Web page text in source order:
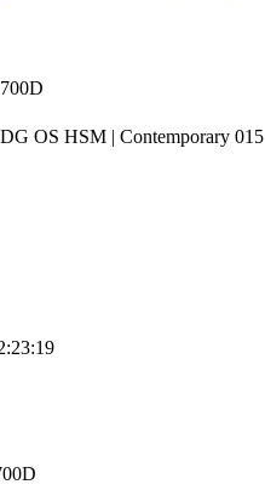
OS HSM | Contemporary 015